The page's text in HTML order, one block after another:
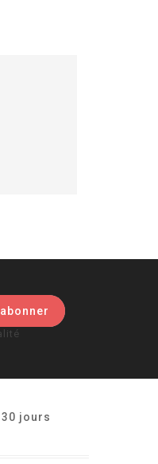
jours